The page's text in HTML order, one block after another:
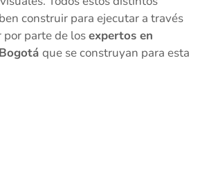
construir para ejecutar a través
parte de losexpertos en
que se construyan para esta